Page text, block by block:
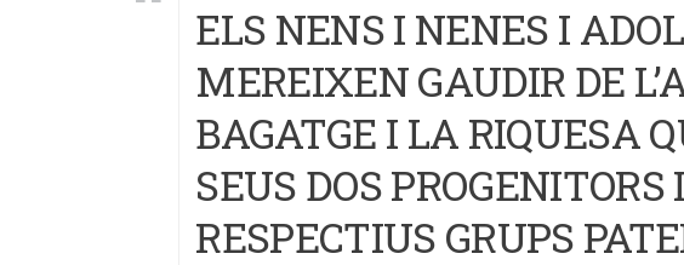
ELS NENS I NENES I
MEREIXEN GAUDIR DE
BAGATGE I LA RIQUESA
SEUS DOS PROGENITORS
RESPECTIUS GRUPS